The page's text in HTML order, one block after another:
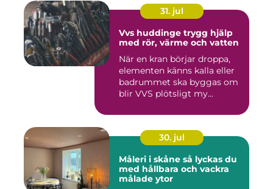
31. jul
Vvs huddinge trygg hjälp
med rör, värme och vatten
När en kran börjar droppa,
elementen känns kalla eller
badrummet ska byggas om
blir VVS plötsligt my...
30. jul
Måleri i skåne så lyckas du
med hållbara och vackra
målade ytor